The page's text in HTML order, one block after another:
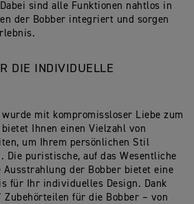
sind alle Funktionen nahtlos in
der Bobber integriert und sorgen
DIE INDIVIDUELLE
mit kompromissloser Liebe zum
Ihnen einen Vielzahl von
um Ihrem persönlichen Stil
Die puristische, auf das Wesentliche
Ausstrahlung der Bobber bietet eine
für Ihr individuelles Design. Dank
Zubehörteilen für die Bobber – von